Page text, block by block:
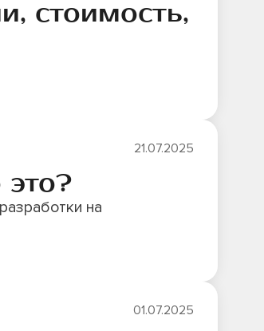
стоимость,
21.07.2025
на
01.07.2025